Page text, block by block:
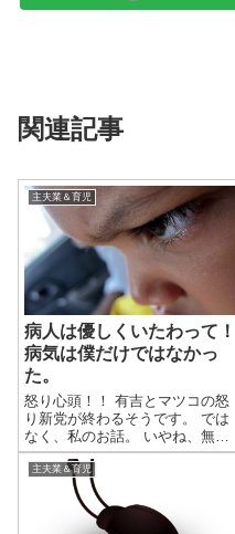
関連記事
主夫業＆育児
病人は優しくいたわって！
病気は僕だけではなかっ
た。
怒り心頭！！ 有吉とマツコの怒
り新党が終わるそうです。 では
なく、私のお話。 いやね、無い
わ。 無い。 高熱でろくに身動き
取れない旦那のお世話もそこそ
こにせず。 しかもその旦那に、
扁桃腺が痛くて泣いている子供
の面倒を押し付ける。 そして自
主夫業＆育児